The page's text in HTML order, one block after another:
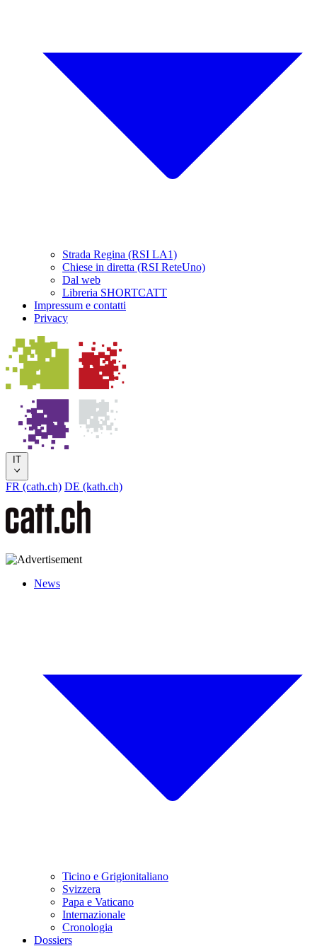
Strada Regina (RSI LA1)
Chiese in diretta (RSI ReteUno)
Dal web
Libreria SHORTCATT
Impressum e contatti
Privacy
IT
FR (cath.ch) DE (kath.ch)
News
Ticino e Grigionitaliano
Svizzera
Papa e Vaticano
Internazionale
Cronologia
Dossiers